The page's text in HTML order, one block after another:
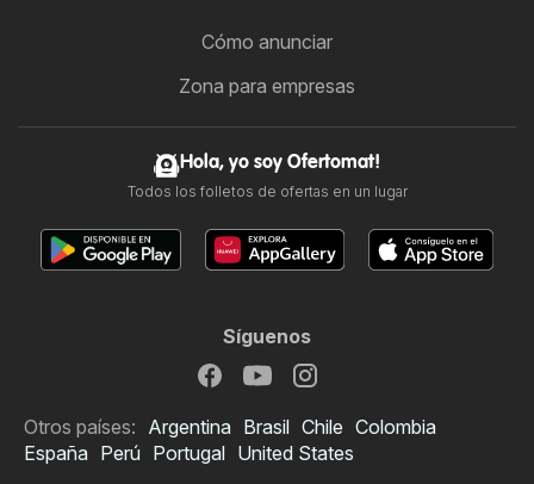
Cómo anunciar
Zona para empresas
Hola, yo soy Ofertomat!
Todos los folletos de ofertas en un lugar
Síguenos
Otros países: Argentina Brasil Chile Colombia
España Perú Portugal United States